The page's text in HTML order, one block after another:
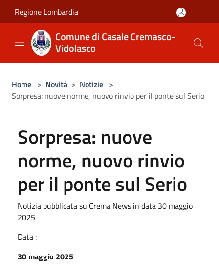
Regione Lombardia
Comune di Casale Cremasco-
Vidolasco
Home > Novità > Notizie >
Sorpresa: nuove norme, nuovo rinvio per il ponte sul Serio
Sorpresa: nuove
norme, nuovo rinvio
per il ponte sul Serio
Notizia pubblicata su Crema News in data 30 maggio
2025
Data :
30 maggio 2025